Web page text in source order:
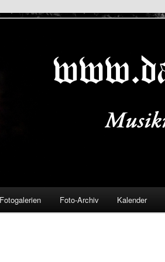
Fotogalerien Foto-Archiv Kalender